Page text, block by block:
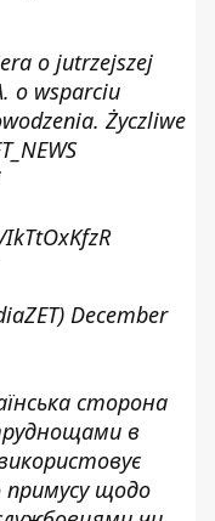
o jutrzejszej
. o wsparciu
Życzliwe
December
сторона
в
щодо